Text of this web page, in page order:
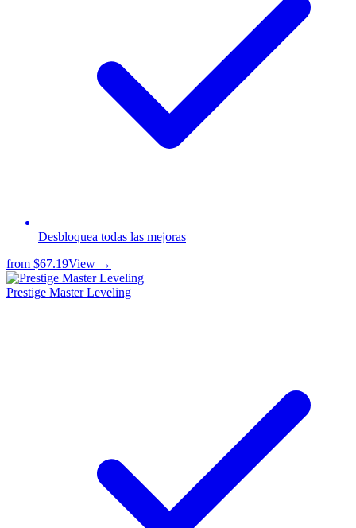
Desbloquea todas las mejoras
from $67.19View →
Prestige Master Leveling